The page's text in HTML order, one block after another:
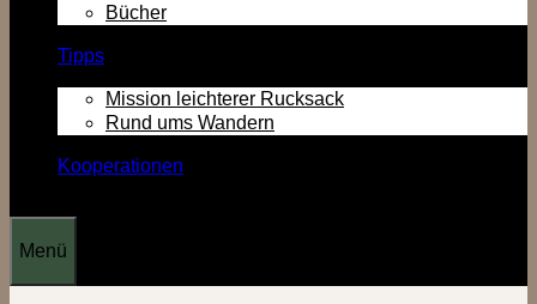
Bücher
Tipps
Mission leichterer Rucksack
Rund ums Wandern
Kooperationen
Menü